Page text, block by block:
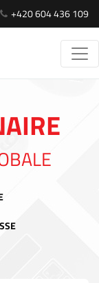
+420 604 436 109